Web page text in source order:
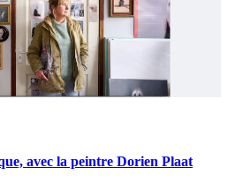
avec la peintre Dorien Plaat